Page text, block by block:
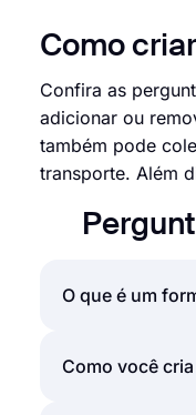
Como
Confira as
adicionar ou
também pode
transporte. Além
O que é um
Um formulário
Como você